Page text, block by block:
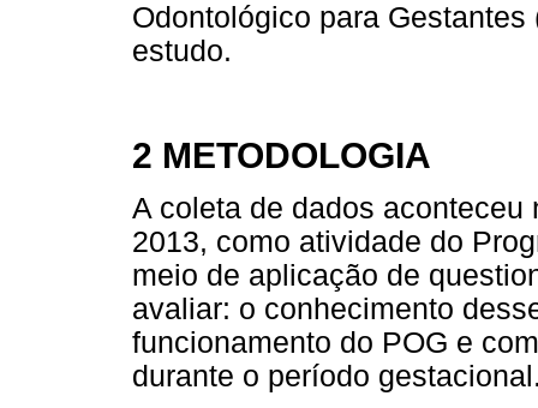
Odontológico para
estudo.
2 METODOLOGIA
A coleta de dados
2013, como atividade do
meio de aplicação de
avaliar: o conhecimento
funcionamento do POG e
durante o período